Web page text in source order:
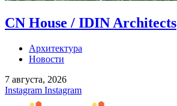
CN House / IDIN Architects
Архитектура
Новости
7 августа, 2026
Instagram Instagram